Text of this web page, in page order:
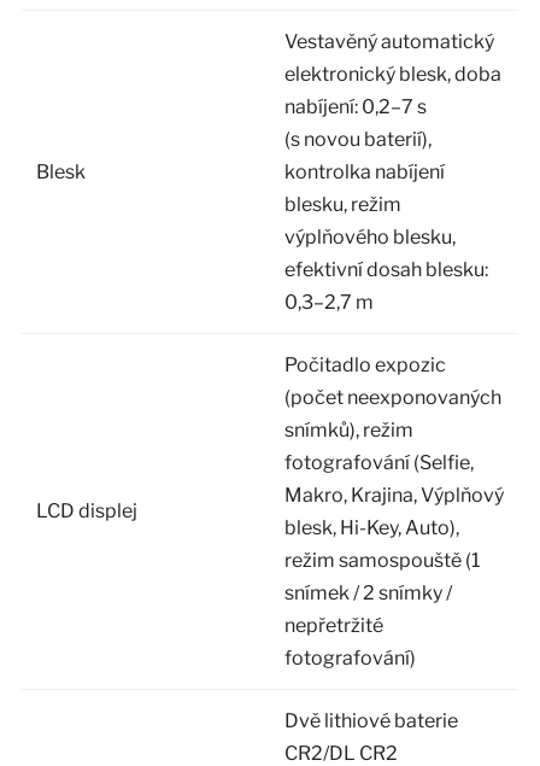
Blesk
Vestavěný automatický
elektronický blesk, doba
nabíjení: 0,2–7 s
(s novou baterií),
kontrolka nabíjení
blesku, režim
výplňového blesku,
efektivní dosah blesku:
0,3–2,7 m
LCD displej
Počitadlo expozic
(počet neexponovaných
snímků), režim
fotografování (Selfie,
Makro, Krajina, Výplňový
blesk, Hi-Key, Auto),
režim samospouště (1
snímek / 2 snímky /
nepřetržité
fotografování)
Dvě lithiové baterie
CR2/DL CR2